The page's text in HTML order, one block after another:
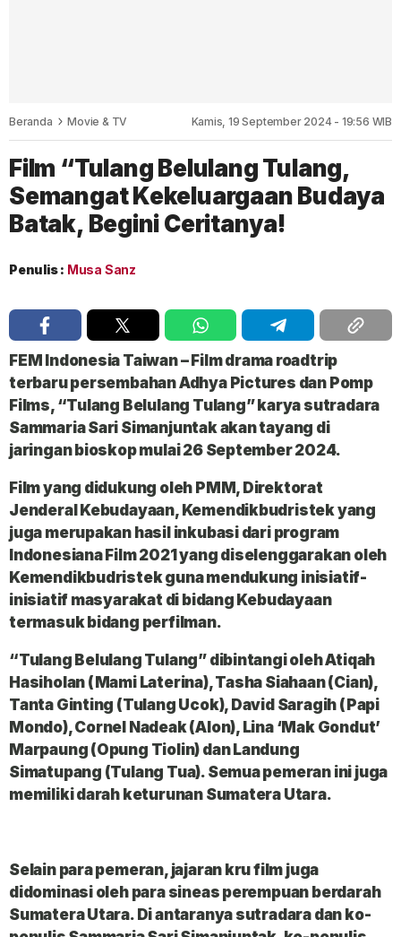
Beranda Movie & TV Kamis, 19 September 2024 - 19:56 WIB
Film “Tulang Belulang Tulang,
Semangat Kekeluargaan Budaya
Batak, Begini Ceritanya!
Penulis : Musa Sanz
FEM Indonesia Taiwan– Film drama roadtrip
terbaru persembahan Adhya Pictures dan Pomp
Films, “Tulang Belulang Tulang” karya sutradara
Sammaria Sari Simanjuntak akan tayang di
jaringan bioskop mulai 26 September 2024.
Film yang didukung oleh PMM, Direktorat
Jenderal Kebudayaan, Kemendikbudristek yang
juga merupakan hasil inkubasi dari program
Indonesiana Film 2021 yang diselenggarakan oleh
Kemendikbudristek guna mendukung inisiatif-
inisiatif masyarakat di bidang Kebudayaan
termasuk bidang perfilman.
“Tulang Belulang Tulang” dibintangi oleh Atiqah
Hasiholan (Mami Laterina), Tasha Siahaan (Cian),
Tanta Ginting (Tulang Ucok), David Saragih (Papi
Mondo), Cornel Nadeak (Alon), Lina ‘Mak Gondut’
Marpaung (Opung Tiolin) dan Landung
Simatupang (Tulang Tua). Semua pemeran ini juga
memiliki darah keturunan Sumatera Utara.
Selain para pemeran, jajaran kru film juga
didominasi oleh para sineas perempuan berdarah
Sumatera Utara. Di antaranya sutradara dan ko-